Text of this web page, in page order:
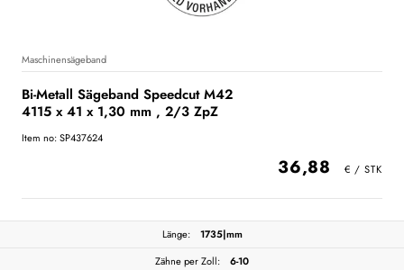
Maschinensägeband
Bi-Metall Sägeband Speedcut M42
4115 x 41 x 1,30 mm , 2/3 ZpZ
Item no: SP437624
36,88
Länge:
1735|mm
Zähne per Zoll:
6-10